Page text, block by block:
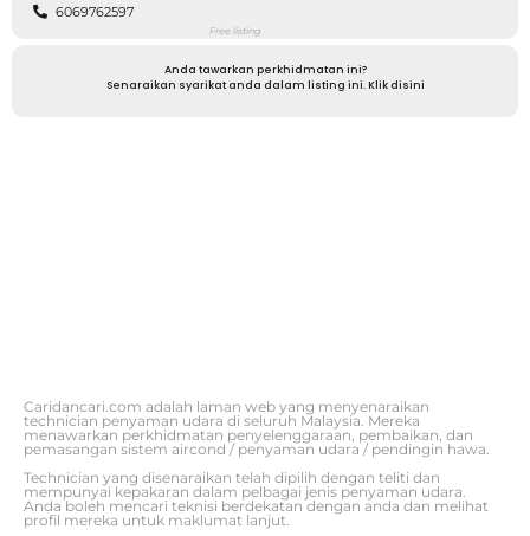
6069762597
Free listing
Anda tawarkan perkhidmatan ini?
Senaraikan syarikat anda dalam listing ini. Klik disini
Caridancari.com adalah laman web yang menyenaraikan
technician penyaman udara di seluruh Malaysia. Mereka
menawarkan perkhidmatan penyelenggaraan, pembaikan, dan
pemasangan sistem aircond / penyaman udara / pendingin hawa.
Technician yang disenaraikan telah dipilih dengan teliti dan
mempunyai kepakaran dalam pelbagai jenis penyaman udara.
Anda boleh mencari teknisi berdekatan dengan anda dan melihat
profil mereka untuk maklumat lanjut.